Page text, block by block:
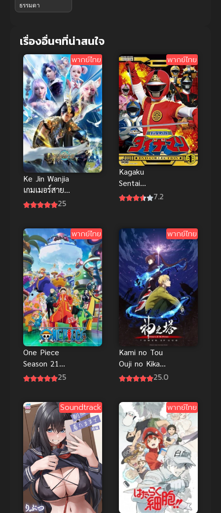
ธรรมดา
เรื่องอื่นๆที่น่าสนใจ
พากย์ไทย
Ke Jin Wanjia
เกมเมอร์สาย
เปย์พิชิตโลก
25
พากย์ไทย
Kagaku
Sentai
Dynaman คา
เดอะมูฟวี่
พากย์ไทย
7.2
พากย์ไทย
One Piece
Season 21
วันพีช เกาะ25
พากย์ไทย
Kami no Tou
Ouji no Kikan
หอคอย
25.0
Soundtrack พากย์ไทย